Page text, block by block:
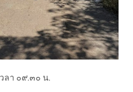
ลา ๐๙.๓๐ น.